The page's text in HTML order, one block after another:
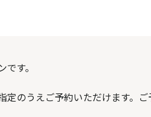
す。
のうえご予約いただけます。